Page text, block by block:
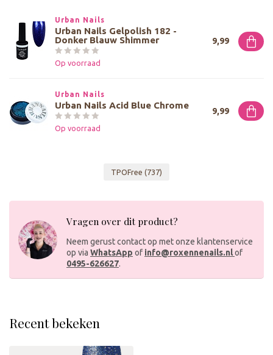
Urban Nails
Urban Nails Gelpolish 182 -
Donker Blauw Shimmer
Op voorraad
9,99
Urban Nails
Urban Nails Acid Blue Chrome
Op voorraad
9,99
TPOFree (737)
Vragen over dit product?
Neem gerust contact op met onze klantenservice
op via WhatsApp of info@roxennenails.nlof
0495-626627.
Recent bekeken